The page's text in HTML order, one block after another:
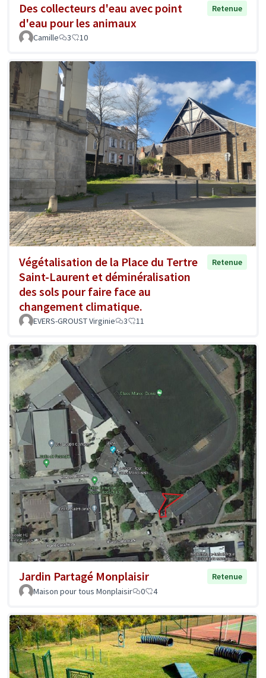
Des collecteurs d'eau avec point
d'eau pour les animaux
Retenue
Camille 3 10
Végétalisation de la Place du Tertre
Saint-Laurent et déminéralisation
des sols pour faire face au
changement climatique.
Retenue
EVERS-GROUST Virginie 3 11
Jardin Partagé Monplaisir
Retenue
Maison pour tous Monplaisir
0 4